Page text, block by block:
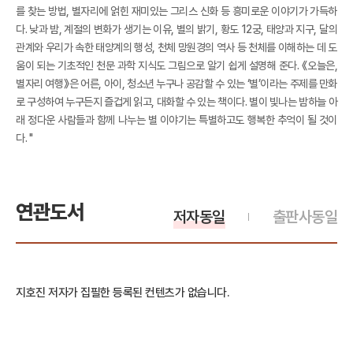
를 찾는 방법, 별자리에 얽힌 재미있는 그리스 신화 등 흥미로운 이야기가 가득하
다. 낮과 밤, 계절의 변화가 생기는 이유, 별의 밝기, 황도 12궁, 태양과 지구, 달의
관계와 우리가 속한 태양계의 행성, 천체 망원경의 역사 등 천체를 이해하는 데 도
움이 되는 기초적인 천문 과학 지식도 그림으로 알기 쉽게 설명해 준다. 《오늘은,
별자리 여행》은 어른, 아이, 청소년 누구나 공감할 수 있는 ‘별’이라는 주제를 만화
로 구성하여 누구든지 즐겁게 읽고, 대화할 수 있는 책이다. 별이 빛나는 밤하늘 아
래 정다운 사람들과 함께 나누는 별 이야기는 특별하고도 행복한 추억이 될 것이
다. "
연관도서 출판사동일
저자동일
지호진 저자가 집필한 등록된 컨텐츠가 없습니다.